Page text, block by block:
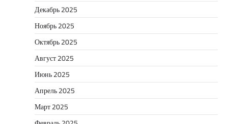
Декабрь 2025
Ноябрь 2025
Октябрь 2025
Август 2025
Июнь 2025
Апрель 2025
Март 2025